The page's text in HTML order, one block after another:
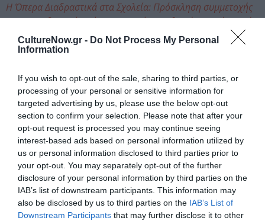
CultureNow.gr - Do Not Process My Personal
Information
If you wish to opt-out of the sale, sharing to third parties, or
processing of your personal or sensitive information for
targeted advertising by us, please use the below opt-out
section to confirm your selection. Please note that after your
opt-out request is processed you may continue seeing
interest-based ads based on personal information utilized by
us or personal information disclosed to third parties prior to
your opt-out. You may separately opt-out of the further
disclosure of your personal information by third parties on the
IAB’s list of downstream participants. This information may
also be disclosed by us to third parties on the IAB’s List of
Downstream Participants that may further disclose it to other
Η Όπερα Διαδραστικά στα Σχολεία: Πρόσκληση συμμετοχής
στο εκπαιδευτικό πρόγραμμα από την Εθνική Λυρική Σκηνή
Ταυτότητα
Περισσότερες πληροφορίες: nationalopera.gr
Ακολουθήστε το Culturenow.gr στοGoogle Newsκαι
μάθετε πρώτοι όλες τις ειδήσεις
Δείτε όλα τατελευταία νέαγια την Τέχνη και τον
Πολιτισμό στοCulturenow.gr
Νέοι Διαγωνισμοί❯